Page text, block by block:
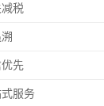
税
先
服务